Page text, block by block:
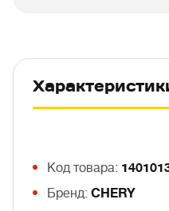
Код товара:
Бренд: CHERY